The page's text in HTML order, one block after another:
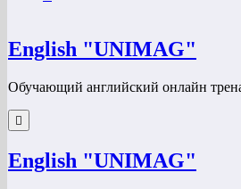
English "UNIMAG"
Обучающий английский онлайн
English "UNIMAG"